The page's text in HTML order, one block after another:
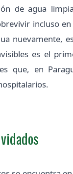
de agua
incluso
nuevamente,
es el
que, en